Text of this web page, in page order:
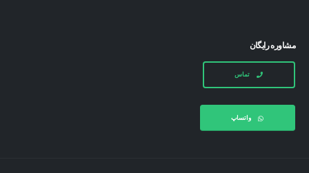
مشاوره رایگان
تماس
واتساپ